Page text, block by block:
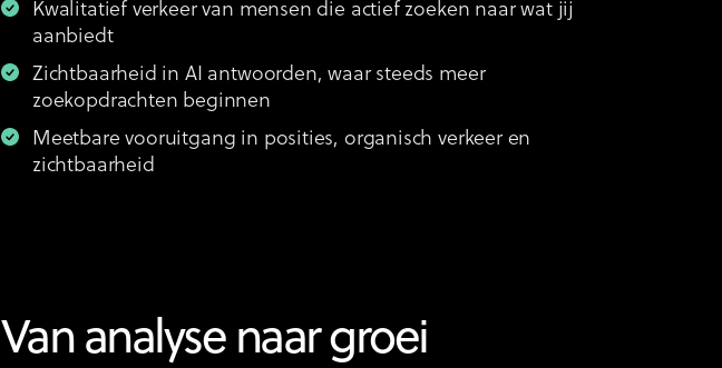
Kwalitatief verkeer van mensen die actief zoeken naar wat jij
aanbiedt
Zichtbaarheid in AI antwoorden, waar steeds meer
zoekopdrachten beginnen
Meetbare vooruitgang in posities, organisch verkeer en
zichtbaarheid
Van analyse naar groei